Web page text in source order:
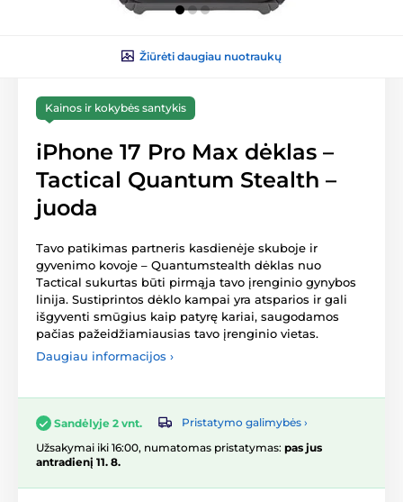
Žiūrėti daugiau nuotraukų
Kainos ir kokybės santykis
iPhone 17 Pro Max dėklas –
Tactical Quantum Stealth –
juoda
Tavo patikimas partneris kasdienėje skuboje ir
gyvenimo kovoje – Quantumstealth dėklas nuo
Tactical sukurtas būti pirmąja tavo įrenginio gynybos
linija. Sustiprintos dėklo kampai yra atsparios ir gali
išgyventi smūgius kaip patyrę kariai, saugodamos
pačias pažeidžiamiausias tavo įrenginio vietas.
Daugiau informacijos ›
Sandėlyje 2 vnt.
Pristatymo galimybės ›
Užsakymai iki 16:00, numatomas pristatymas: pas jus
antradienį 11. 8.